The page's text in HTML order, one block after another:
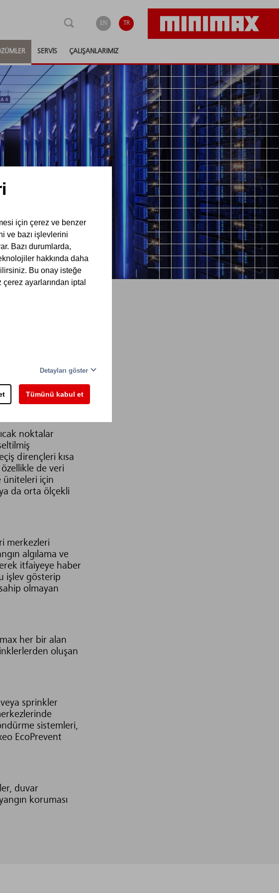
için çerez ve benzer
ve bazı işlevlerini
Bazı durumlarda,
hakkında daha
Bu onay isteğe
ayarlarından iptal
Detayları göster
Tümünü kabul et
EN TR
SERVIS ÇALIŞANLARIMIZ
alanlarda
ve plastik gibi
noktalar
dirençleri kısa
de veri
üniteleri için
da orta ölçekli
merkezleri
algılama ve
itfaiyeye haber
işlev gösterip
olmayan
her bir alan
oluşan
sprinkler
sistemleri,
EcoPrevent
duvar
koruması